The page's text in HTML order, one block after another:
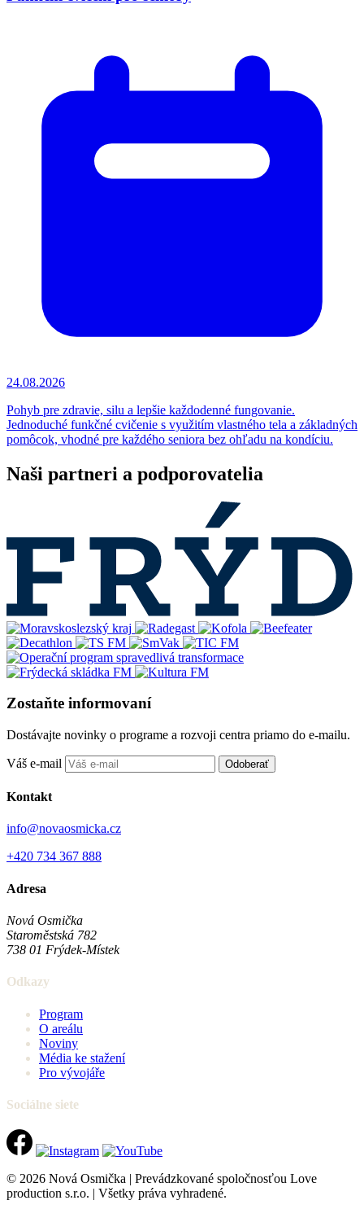
24.08.2026
Pohyb pre zdravie, silu a lepšie každodenné fungovanie.
Jednoduché funkčné cvičenie s využitím vlastného tela a základných
pomôcok, vhodné pre každého seniora bez ohľadu na kondíciu.
Naši partneri a podporovatelia
Zostaňte informovaní
Dostávajte novinky o programe a rozvoji centra priamo do e-mailu.
Váš e-mail Odoberať
Kontakt
info@novaosmicka.cz
+420 734 367 888
Adresa
Nová Osmička
Staroměstská 782
738 01 Frýdek-Místek
Odkazy
Program
O areálu
Noviny
Média ke stažení
Pro vývojáře
Sociálne siete
© 2026 Nová Osmička | Prevádzkované spoločnosťou Love
production s.r.o. | Všetky práva vyhradené.